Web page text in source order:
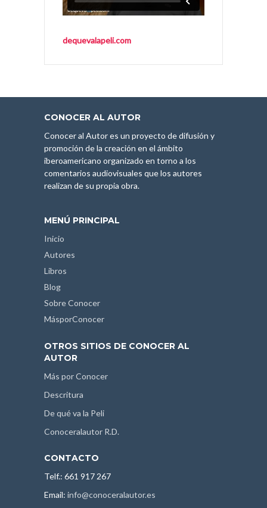
dequevalapeli.com
CONOCER AL AUTOR
Conocer al Autor es un proyecto de difusión y
promoción de la creación en el ámbito
iberoamericano organizado en torno a los
comentarios audiovisuales que los autores
realizan de su propia obra.
MENÚ PRINCIPAL
Inicio
Autores
Libros
Blog
Sobre Conocer
MásporConocer
OTROS SITIOS DE CONOCER AL
AUTOR
Más por Conocer
Descritura
De qué va la Peli
Conoceralautor R.D.
CONTACTO
Telf.: 661 917 267
Email: info@conoceralautor.es